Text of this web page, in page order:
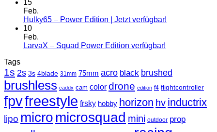
15
Feb.
Hulky65 – Power Edition | Jetzt verfügbar!
10
Feb.
LarvaX – Squad Power Edition verfügbar!
Tags
1s 2s 3s 4blade 31mm 75mm acro black brushed
brushless caddx cam color drone edition f4 flightcontroller
fpvfreestyle frsky hobby horizon hv inductrix
lipo micromicrosquad mini outdoor prop